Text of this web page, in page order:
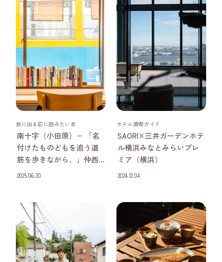
2025.06.30
旅に出る前に読みたい本
南十字（小田原）− 「名
付けたものどもを追う道
筋を歩きながら、」仲西...
2024.12.04
ホテル満喫ガイド
SAORI×三井ガーデンホテ
ル横浜みなとみらいプレ
ミア（横浜）